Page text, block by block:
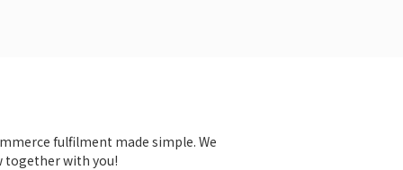
fulfilment made simple. We
together with you!